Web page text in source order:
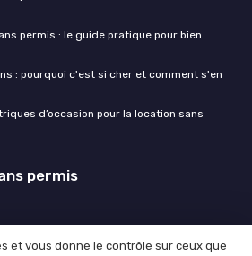
permis : le guide pratique pour bien
: pourquoi c'est si cher et comment s'en
d’occasion pour la location sans
permis
et vous donne le contrôle sur ceux que